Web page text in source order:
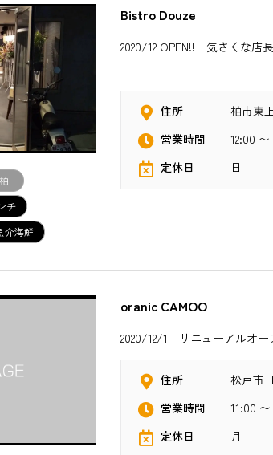
柏
チ
介海鮮
Bistro Douze
2020/12 OPEN!! 気さくな店
住所
柏市
営業時間
12:00
定休日
日
oranic CAMOO
2020/12/1 リニューアルオー
住所
松戸市
営業時間
11:00
定休日
月